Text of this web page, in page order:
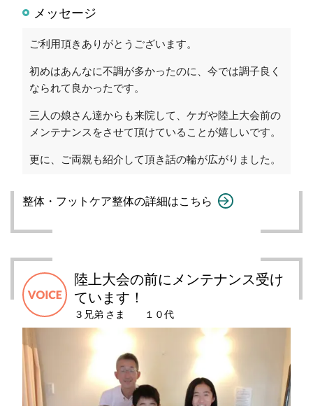
メッセージ
ご利用頂きありがとうございます。
初めはあんなに不調が多かったのに、今では調子良く
なられて良かったです。
三人の娘さん達からも来院して、ケガや陸上大会前の
メンテナンスをさせて頂けていることが嬉しいです。
更に、ご両親も紹介して頂き話の輪が広がりました。
整体・フットケア整体の詳細はこちら
陸上大会の前にメンテナンス受け
ています！
３兄弟 さま １０代